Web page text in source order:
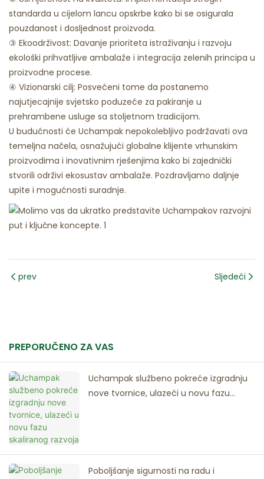
standarda u cijelom lancu opskrbe kako bi se osigurala
pouzdanost i dosljednost proizvoda.
③ Ekoodrživost: Davanje prioriteta istraživanju i razvoju
ekološki prihvatljive ambalaže i integracija zelenih principa u
proizvodne procese.
④ Vizionarski cilj: Posvećeni tome da postanemo
najutjecajnije svjetsko poduzeće za pakiranje u
prehrambene usluge sa stoljetnom tradicijom.
U budućnosti će Uchampak nepokolebljivo podržavati ova
temeljna načela, osnažujući globalne klijente vrhunskim
proizvodima i inovativnim rješenjima kako bi zajednički
stvorili održivi ekosustav ambalaže. Pozdravljamo daljnje
upite i mogućnosti suradnje.
prev Sljedeći
PREPORUČENO ZA VAS
Uchampak službeno pokreće izgradnju
nove tvornice, ulazeći u novu fazu
Poboljšanje sigurnosti na radu i